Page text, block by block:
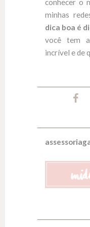
conhecer o
minhas
dica boa é
você tem
incrível e de